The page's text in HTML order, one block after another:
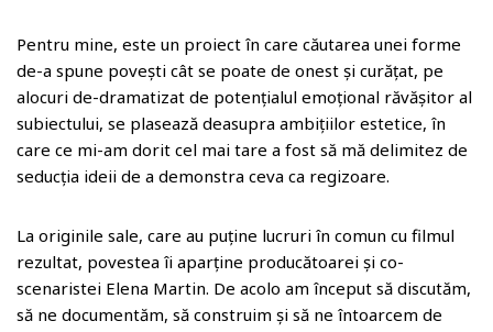
Pentru mine, este un proiect în care căutarea unei forme
de-a spune povești cât se poate de onest și curățat, pe
alocuri de-dramatizat de potențialul emoțional răvășitor al
subiectului, se plasează deasupra ambițiilor estetice, în
care ce mi-am dorit cel mai tare a fost să mă delimitez de
seducția ideii de a demonstra ceva ca regizoare.
La originile sale, care au puține lucruri în comun cu filmul
rezultat, povestea îi aparține producătoarei și co-
scenaristei Elena Martin. De acolo am început să discutăm,
să ne documentăm, să construim și să ne întoarcem de